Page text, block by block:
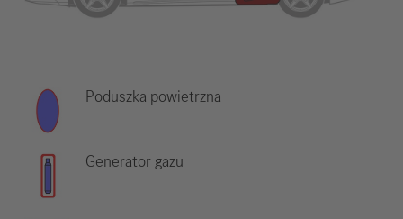
Poduszka powietrzna
Generator gazu